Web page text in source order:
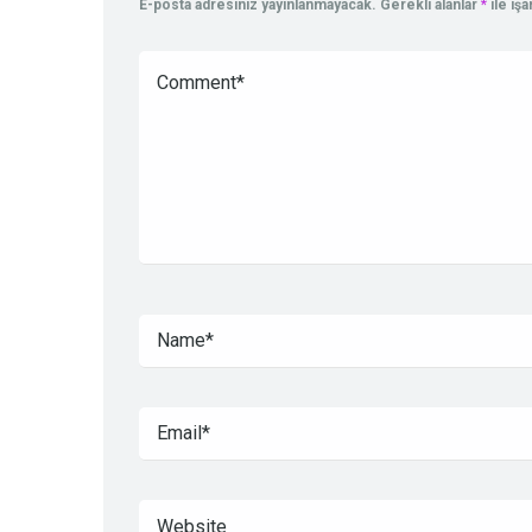
E-posta adresiniz yayınlanmayacak. Gerekli alanlar * ile